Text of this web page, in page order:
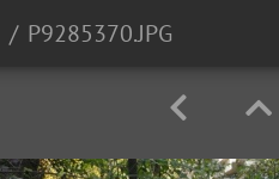
P9285370.JPG